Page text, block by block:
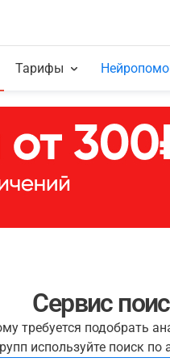
Тарифы
Сервис
требуется подобрать
используйте поиск по